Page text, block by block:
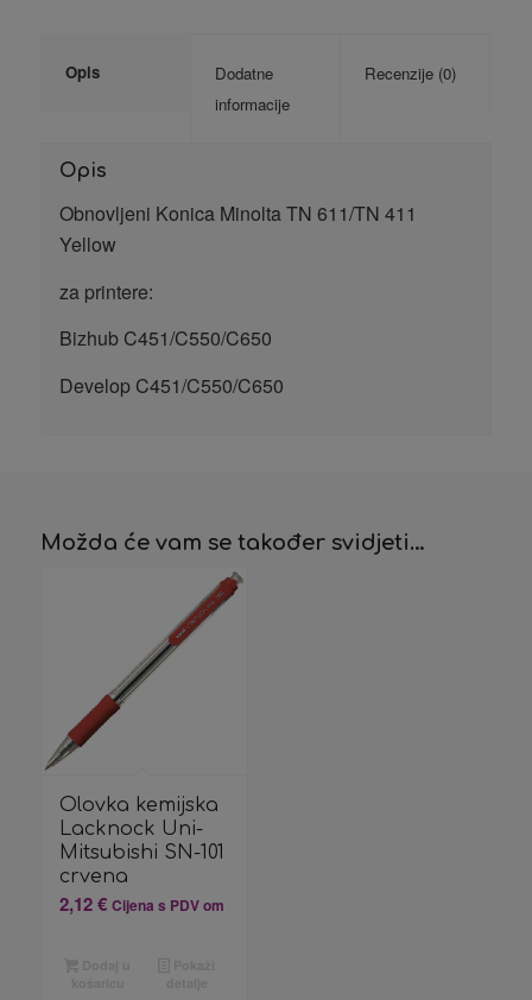
Opis
Dodatne
informacije
Recenzije (0)
Opis
Obnovljeni Konica Minolta TN 611/TN 411
Yellow
za printere:
Bizhub C451/C550/C650
Develop C451/C550/C650
Možda će vam se također svidjeti…
Olovka kemijska
Lacknock Uni-
Mitsubishi SN-101
crvena
2,12€ Cijena s PDV om